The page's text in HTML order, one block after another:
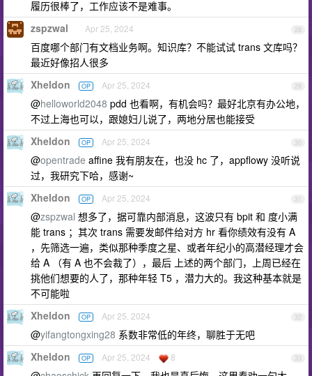
履历很棒了，工作应该不是难事。
28
zspzwal Apr 25, 2024
百度哪个部门有文档业务啊。知识库？不能试试 trans 文库吗？
最近好像招人很多
29
Xheldon OP Apr 25, 2024
@helloworld2048 pdd 也看啊，有机会吗？最好北京有办公地，
不过上海也可以，跟媳妇儿说了，两地分居也能接受
30
Xheldon OP Apr 25, 2024
@opentrade affine 我有朋友在，也没 hc 了，appflowy 没听说
过，我研究下哈，感谢~
31
Xheldon OP Apr 25, 2024
@zspzwal 想多了，据可靠内部消息，这波只有 bpit 和 度小满
能 trans ；其次 trans 需要发邮件给对方 hr 看你绩效有没有 A
，先筛选一遍，类似那种季度之星、或者年纪小的高潜经理才会
给 A （有 A 也不会裁了），最后 上述的两个部门，上周已经在
挑他们想要的人了，那种年轻 T5 ，潜力大的。我这种基本就是
不可能啦
32
Xheldon OP Apr 25, 2024
@yifangtongxing28 系数非常低的年终，聊胜于无吧
33
Xheldon OP Apr 25, 2024 8